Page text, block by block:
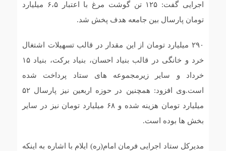
اجرایی گفت: ۱۲۵ تن گوشت مرغ با اعتبار ۶،۵ میلیارد
تومان پارسال بین جامعه هدف پخش شد.
۲۹۰ میلیارد تومان از این مقدار در قالب تسهیلات اشتغال
خرد و خانگی در قالب بنیاد احسان، بنیاد برکت، بنیاد ۱۵
خرداد و سایر زیرمجموعه های ستاد پرداخت شده
است.وی افزود: همچنین در حوزه اربعین نیز پارسال ۵۲
میلیارد تومان هزینه شده و ۶۸ میلیارد تومان نیز در سایر
بخش ها بوده است.
مدیرکل ستاد اجرایی فرمان امام(ره) ایلام با اشاره به اینکه